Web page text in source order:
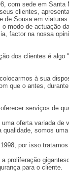
com sede em Santa
clientes,
de Sousa em viaturas
modo de actuação
factor na nossa
dos clientes é
à sua
que o antes,
serviços de
oferta variada de
somos
por isso
proliferação
para o cliente.